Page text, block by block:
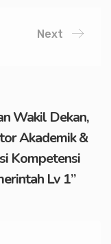
Next
Wakil Dekan,
Akademik &
Kompetensi
Lv 1”